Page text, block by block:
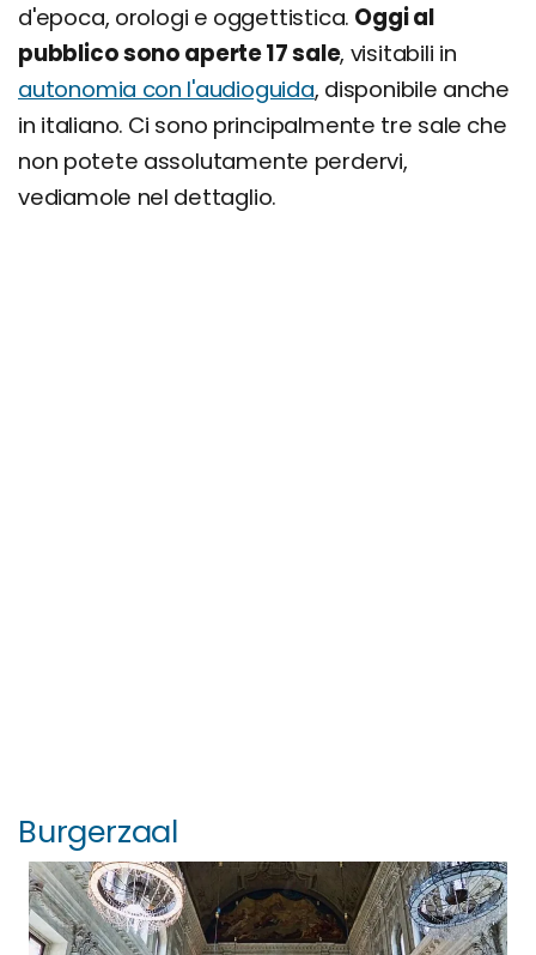
d'epoca, orologi e oggettistica. Oggi al
pubblico sono aperte 17 sale, visitabili in
autonomia con l'audioguida, disponibile anche
in italiano. Ci sono principalmente tre sale che
non potete assolutamente perdervi,
vediamole nel dettaglio.
Burgerzaal